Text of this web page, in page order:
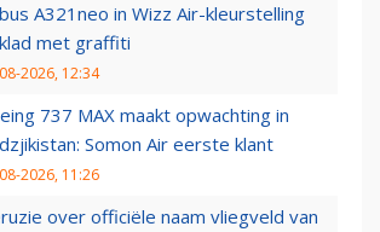
A321neo in Wizz Air-kleurstelling
met graffiti
2026, 12:34
737 MAX maakt opwachting in
Somon Air eerste klant
2026, 11:26
over officiële naam vliegveld van